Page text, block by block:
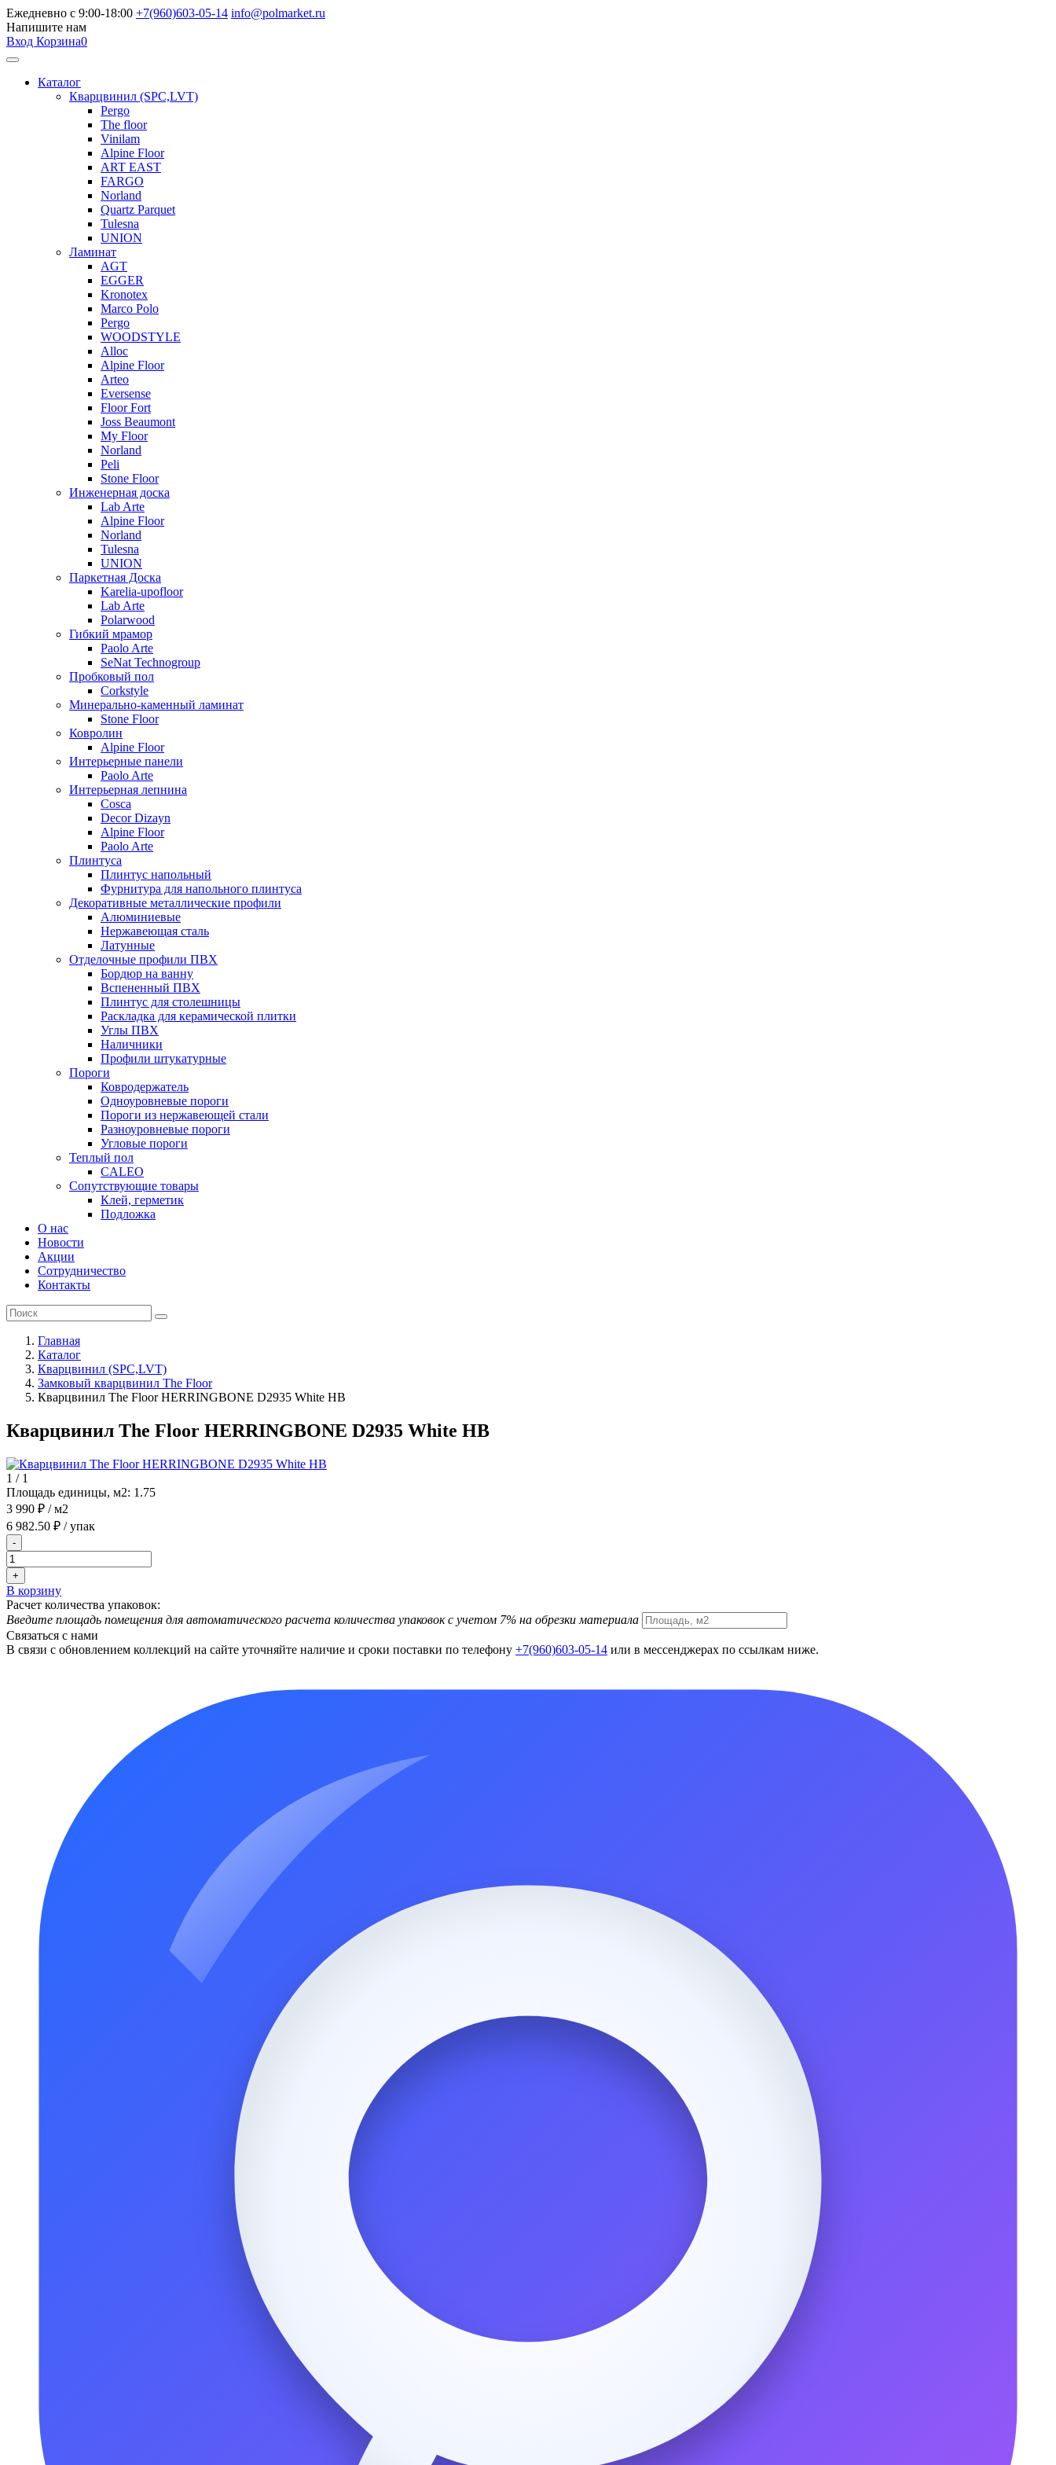
Ежедневно с 9:00-18:00 +7(960)603-05-14 info@polmarket.ru
Напишите нам
Вход Корзина0
Каталог
Кварцвинил (SPC,LVT)
Pergo
The floor
Vinilam
Alpine Floor
ART EAST
FARGO
Norland
Quartz Parquet
Tulesna
UNION
Ламинат
AGT
EGGER
Kronotex
Marco Polo
Pergo
WOODSTYLE
Alloc
Alpine Floor
Arteo
Eversense
Floor Fort
Joss Beaumont
My Floor
Norland
Peli
Stone Floor
Инженерная доска
Lab Arte
Alpine Floor
Norland
Tulesna
UNION
Паркетная Доска
Karelia-upofloor
Lab Arte
Polarwood
Гибкий мрамор
Paolo Arte
SeNat Technogroup
Пробковый пол
Corkstyle
Минерально-каменный ламинат
Stone Floor
Ковролин
Alpine Floor
Интерьерные панели
Paolo Arte
Интерьерная лепнина
Cosca
Decor Dizayn
Alpine Floor
Paolo Arte
Плинтуса
Плинтус напольный
Фурнитура для напольного плинтуса
Декоративные металлические профили
Алюминиевые
Нержавеющая сталь
Латунные
Отделочные профили ПВХ
Бордюр на ванну
Вспененный ПВХ
Плинтус для столешницы
Раскладка для керамической плитки
Углы ПВХ
Наличники
Профили штукатурные
Пороги
Ковродержатель
Одноуровневые пороги
Пороги из нержавеющей стали
Разноуровневые пороги
Угловые пороги
Теплый пол
CALEO
Сопутствующие товары
Клей, герметик
Подложка
О нас
Новости
Акции
Сотрудничество
Контакты
Главная
Каталог
Кварцвинил (SPC,LVT)
Замковый кварцвинил The Floor
Кварцвинил The Floor HERRINGBONE D2935 White HB
Кварцвинил The Floor HERRINGBONE D2935 White HB
1 / 1
Площадь единицы, м2: 1.75
3 990 ₽ / м2
6 982.50 ₽ / упак
-
+
В корзину
Расчет количества упаковок:
Введите площадь помещения для автоматического расчета количества упаковок с учетом 7% на обрезки материала
Связаться с нами
В связи с обновлением коллекций на сайте уточняйте наличие и сроки поставки по телефону +7(960)603-05-14 или в мессенджерах по ссылкам ниже.